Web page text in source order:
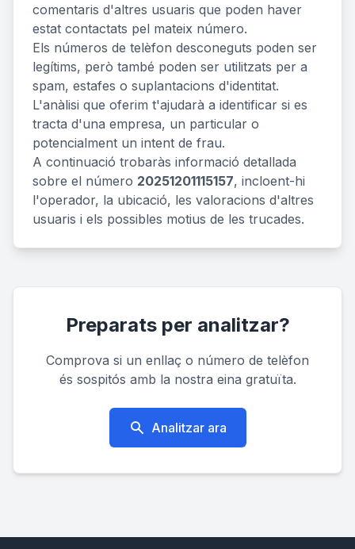
comentaris d'altres usuaris que poden haver
estat contactats pel mateix número.
Els números de telèfon desconeguts poden ser
legítims, però també poden ser utilitzats per a
spam, estafes o suplantacions d'identitat.
L'anàlisi que oferim t'ajudarà a identificar si es
tracta d'una empresa, un particular o
potencialment un intent de frau.
A continuació trobaràs informació detallada
sobre el número 20251201115157, incloent-hi
l'operador, la ubicació, les valoracions d'altres
usuaris i els possibles motius de les trucades.
Preparats per analitzar?
Comprova si un enllaç o número de telèfon
és sospitós amb la nostra eina gratuïta.
Analitzar ara